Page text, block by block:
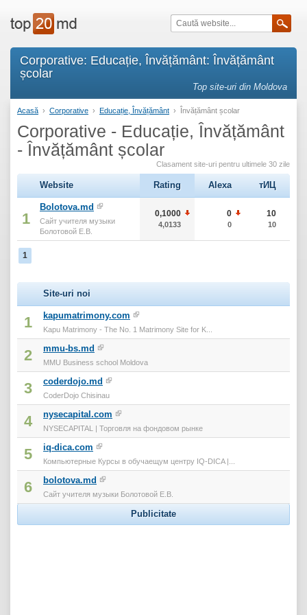
Corporative: Educație, Învățământ: Învățământ
școlar
Top site-uri din Moldova
Acasă › Corporative › Educație, Învățământ › Învățământ școlar
Corporative - Educație, Învățământ
- Învățământ școlar
Clasament site-uri pentru ultimele 30 zile
Website Rating Alexa тИЦ
1
Bolotova.md
Сайт учителя музыки
Болотовой Е.В.
0,1000
4,0133
0
0
10
10
1
Site-uri noi
1 kapumatrimony.com
Kapu Matrimony - The No. 1 Matrimony Site for K...
2 mmu-bs.md
MMU Business school Moldova
3 coderdojo.md
CoderDojo Chisinau
4 nysecapital.com
NYSECAPITAL | Торговля на фондовом рынке
5 iq-dica.com
Компьютерные Курсы в обучаещум центру IQ-DICA |...
6 bolotova.md
Сайт учителя музыки Болотовой Е.В.
Publicitate